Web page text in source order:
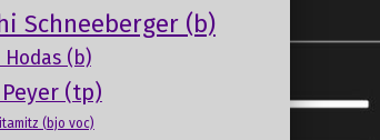
Schneeberger (b)
Hodas (b)
(tp)
(bjo voc)